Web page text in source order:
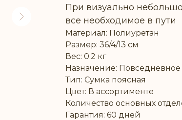
При визуально
все необходимое в пути
Материал: Полиуретан
Размер: 36/4/13 см
Вес: 0.2 кг
Назначение: Повседневное
Тип: Сумка поясная
Цвет: В ассортименте
Количество основных
Гарантия: 60 дней